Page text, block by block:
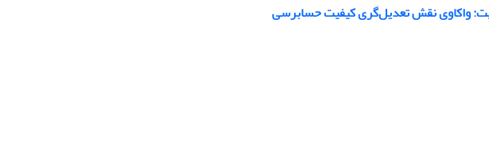
واکاوی نقش تعدیل‌گری کیفیت حسابرسی